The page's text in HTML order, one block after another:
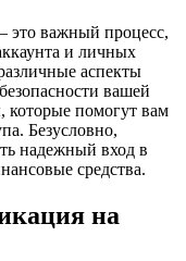
это важный процесс,
и личных
аспекты
вашей
которые помогут вам
Безусловно,
надежный вход в
средства.
на